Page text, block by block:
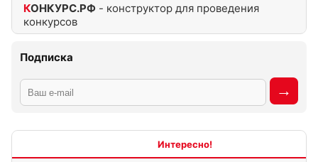
КОНКУРС.РФ - конструктор для проведения
конкурсов
Подписка